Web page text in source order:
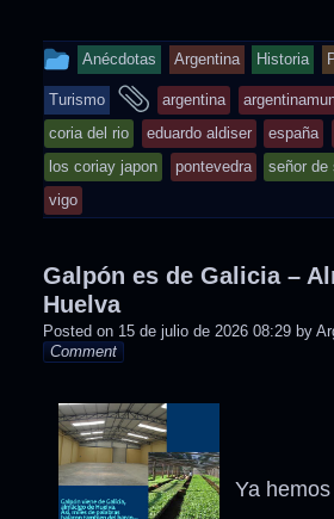
This
entry
was
posted
in
Anécdotas Argentina Historia
Turismo
and
tagged
argentina
coria del rio
eduardo aldiser españa
los coriay japon
pontevedra señor de
vigo
Galpón es de Galicia –
Huelva
Posted on 15 de julio de 2026 08:29 by
Comment
Ya